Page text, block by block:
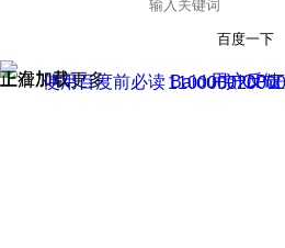
百度一下
正在加载
上滑加载更多 用户反馈
使用百度前必读 Baidu 京ICP
京公网安备